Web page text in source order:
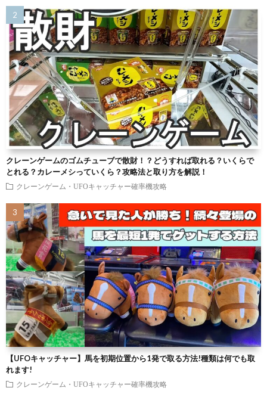
クレーンゲームのゴムチューブで散財！？どうすれば取れる？いくらで
とれる？カレーメシっていくら？攻略法と取り方を解説！
クレーンゲーム・UFOキャッチャー確率機攻略
【UFOキャッチャー】馬を初期位置から1発で取る方法!種類は何でも取
れます!
クレーンゲーム・UFOキャッチャー確率機攻略